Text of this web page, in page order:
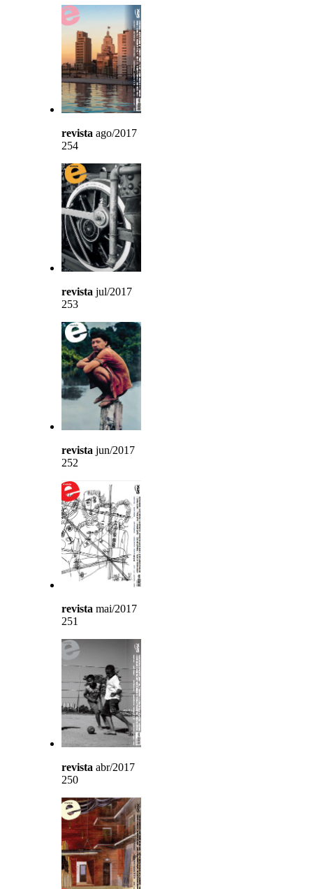
revista ago/2017
254
revista jul/2017
253
revista jun/2017
252
revista mai/2017
251
revista abr/2017
250